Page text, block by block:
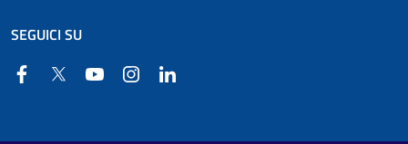
SEGUICI SU
FacebookTwitter YouTube Instagram